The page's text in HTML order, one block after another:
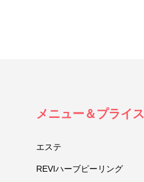
メニュー＆プライス
エステ
REVIハーブピーリング